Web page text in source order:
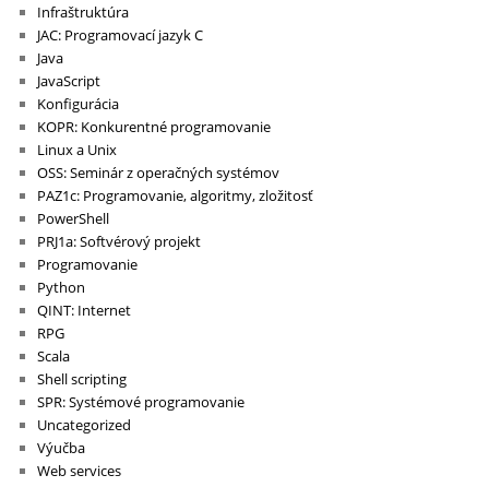
Infraštruktúra
JAC: Programovací jazyk C
Java
JavaScript
Konfigurácia
KOPR: Konkurentné programovanie
Linux a Unix
OSS: Seminár z operačných systémov
PAZ1c: Programovanie, algoritmy, zložitosť
PowerShell
PRJ1a: Softvérový projekt
Programovanie
Python
QINT: Internet
RPG
Scala
Shell scripting
SPR: Systémové programovanie
Uncategorized
Výučba
Web services